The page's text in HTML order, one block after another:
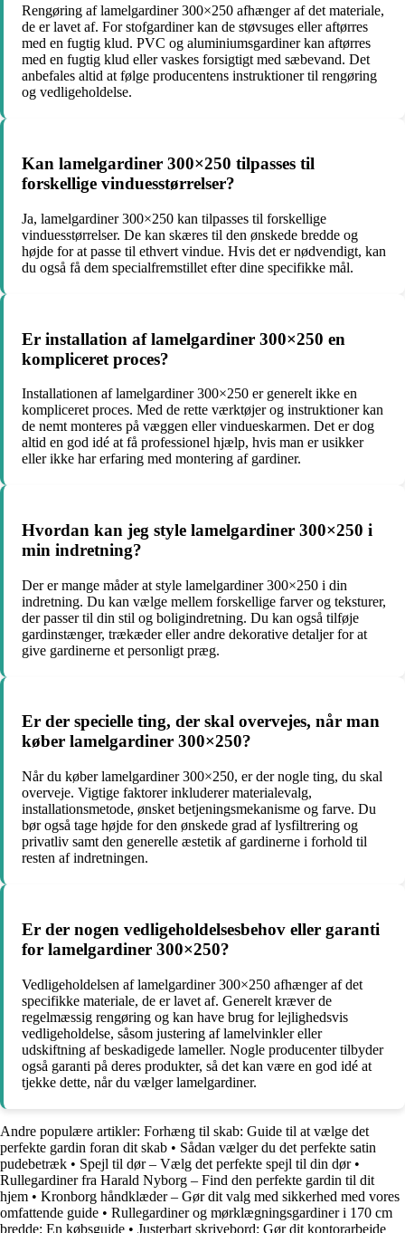
Rengøring af lamelgardiner 300×250 afhænger af det materiale,
de er lavet af. For stofgardiner kan de støvsuges eller aftørres
med en fugtig klud. PVC og aluminiumsgardiner kan aftørres
med en fugtig klud eller vaskes forsigtigt med sæbevand. Det
anbefales altid at følge producentens instruktioner til rengøring
og vedligeholdelse.
Kan lamelgardiner 300×250 tilpasses til
forskellige vinduesstørrelser?
Ja, lamelgardiner 300×250 kan tilpasses til forskellige
vinduesstørrelser. De kan skæres til den ønskede bredde og
højde for at passe til ethvert vindue. Hvis det er nødvendigt, kan
du også få dem specialfremstillet efter dine specifikke mål.
Er installation af lamelgardiner 300×250 en
kompliceret proces?
Installationen af lamelgardiner 300×250 er generelt ikke en
kompliceret proces. Med de rette værktøjer og instruktioner kan
de nemt monteres på væggen eller vindueskarmen. Det er dog
altid en god idé at få professionel hjælp, hvis man er usikker
eller ikke har erfaring med montering af gardiner.
Hvordan kan jeg style lamelgardiner 300×250 i
min indretning?
Der er mange måder at style lamelgardiner 300×250 i din
indretning. Du kan vælge mellem forskellige farver og teksturer,
der passer til din stil og boligindretning. Du kan også tilføje
gardinstænger, trækæder eller andre dekorative detaljer for at
give gardinerne et personligt præg.
Er der specielle ting, der skal overvejes, når man
køber lamelgardiner 300×250?
Når du køber lamelgardiner 300×250, er der nogle ting, du skal
overveje. Vigtige faktorer inkluderer materialevalg,
installationsmetode, ønsket betjeningsmekanisme og farve. Du
bør også tage højde for den ønskede grad af lysfiltrering og
privatliv samt den generelle æstetik af gardinerne i forhold til
resten af indretningen.
Er der nogen vedligeholdelsesbehov eller garanti
for lamelgardiner 300×250?
Vedligeholdelsen af lamelgardiner 300×250 afhænger af det
specifikke materiale, de er lavet af. Generelt kræver de
regelmæssig rengøring og kan have brug for lejlighedsvis
vedligeholdelse, såsom justering af lamelvinkler eller
udskiftning af beskadigede lameller. Nogle producenter tilbyder
også garanti på deres produkter, så det kan være en god idé at
tjekke dette, når du vælger lamelgardiner.
Andre populære artikler: Forhæng til skab: Guide til at vælge det
perfekte gardin foran dit skab • Sådan vælger du det perfekte satin
pudebetræk • Spejl til dør – Vælg det perfekte spejl til din dør•
Rullegardiner fra Harald Nyborg – Find den perfekte gardin til dit
hjem • Kronborg håndklæder – Gør dit valg med sikkerhed med vores
omfattende guide • Rullegardiner og mørklægningsgardiner i 170 cm
bredde: En købsguide • Justerbart skrivebord: Gør dit kontorarbejde